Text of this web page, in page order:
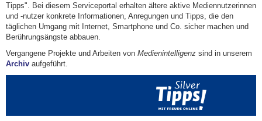
Tipps". Bei diesem Serviceportal erhalten ältere aktive Mediennutzerinnen
und -nutzer konkrete Informationen, Anregungen und Tipps, die den
täglichen Umgang mit Internet, Smartphone und Co. sicher machen und
Berührungsängste abbauen.
Vergangene Projekte und Arbeiten von Medienintelligenz sind in unserem
Archiv aufgeführt.